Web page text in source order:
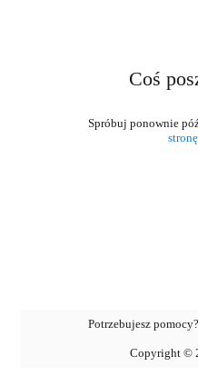
Coś
Potrzebujesz
Copyright ©